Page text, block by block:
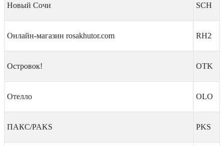
Новый Сочи SCH
Онлайн-магазин rosakhutor.com RH2
Островок! OTK
Отелло OLO
ПАКС/PAKS PKS